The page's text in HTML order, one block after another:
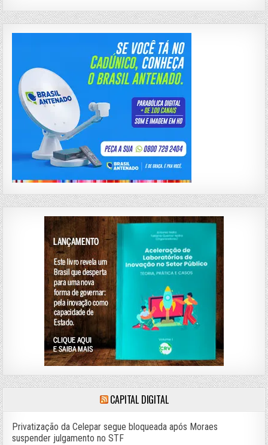
CAPITAL DIGITAL
Privatização da Celepar segue bloqueada após Moraes
suspender julgamento no STF